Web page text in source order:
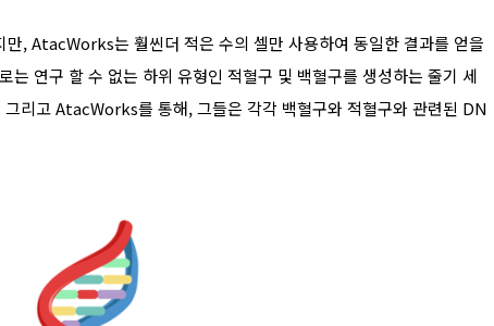
, AtacWorks는 훨씬더 적은 수의 셀만 사용하여 동일한 결과를 얻을
는 연구 할 수 없는 하위 유형인 적혈구 및 백혈구를 생성하는 줄기 세
리고 AtacWorks를 통해, 그들은 각각 백혈구와 적혈구와 관련된 DN